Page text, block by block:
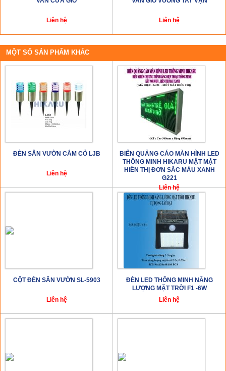
Liên hệ Liên hệ
MỘT SỐ SẢN PHẨM KHÁC
ĐÈN SÂN VƯỜN CẮM CỎ LJB
Liên hệ
BIỂN QUẢNG CÁO MÀN HÌNH LED
THÔNG MINH HIKARU MẶT MẶT
HIỂN THỊ ĐƠN SẮC MÀU XANH
G221
Liên hệ
CỘT ĐÈN SÂN VƯỜN SL-5903
Liên hệ
ĐÈN LED THÔNG MINH NĂNG
LƯỢNG MẶT TRỜI F1 -6W
Liên hệ